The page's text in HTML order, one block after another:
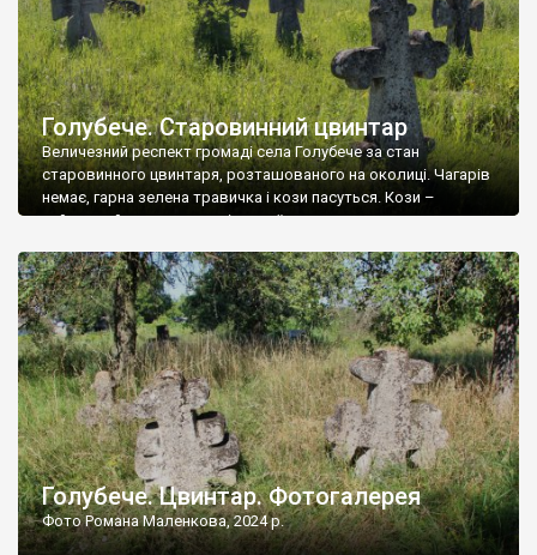
Голубече. Старовинний цвинтар
Величезний респект громаді села Голубече за стан
старовинного цвинтаря, розташованого на околиці. Чагарів
немає, гарна зелена травичка і кози пасуться. Кози –
найкращий регулятор шкідливої, для старих кладовищ,
бруньками, кози ті бруньки обгризають, бо то улюблений
делікатес. На цвинтарі у Голубечому ціла колекція
різноманітних форм хрестів. Село відносно невелике, […]
Голубече. Цвинтар. Фотогалерея
Фото Романа Маленкова, 2024 р.